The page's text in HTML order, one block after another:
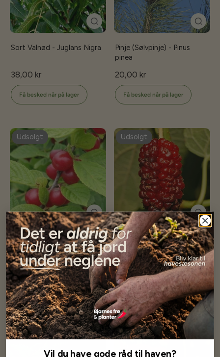
Sort Valnød - Juglans Nigra
38,00 kr
Få besked når på lager
Pinje (Sølvpinje) - Pinus
pinea
20,00 kr
Få besked når på lager
Udsolgt
Kinesisk Busk-Kirsebær -
Prunus tomentosa
20,00 kr
Få besked når på lager
Udsolgt
Rød Morbær - Morus Rubra
20,00 kr
Få besked når på lager
Udsolgt Udsolgt
Vil du have gode råd til haven?